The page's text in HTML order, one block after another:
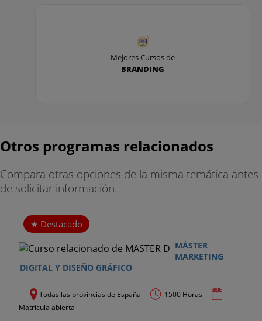
Mejores Cursos de
BRANDING
Otros programas relacionados
Compara otras opciones de la misma temática antes
de solicitar información.
Destacado
MÁSTER
MARKETING
DIGITAL Y DISEÑO GRÁFICO
Todas las provincias de España
1500 Horas
Matrícula abierta